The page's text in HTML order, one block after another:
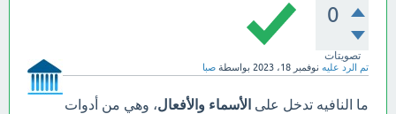
0
تصويتات
تم الرد عليه نوفمبر 18، 2023 بواسطة صبا
ما النافيه تدخل على الأسماء والأفعال، وهي من أدوات